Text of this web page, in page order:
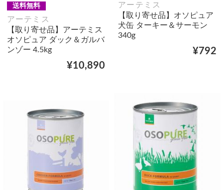
送料無料
アーテミス
【取り寄せ品】アーテミス
オソピュア ダック＆ガルバ
ンゾー 4.5kg
¥10,890
アーテミス
【取り寄せ品】オソピュア
犬缶 ターキー＆サーモン
340g
¥792